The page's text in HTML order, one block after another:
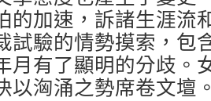
的加速，訴諸生涯流
試驗的情勢摸索，包
月有了顯明的分歧。
以洶涌之勢席卷文壇